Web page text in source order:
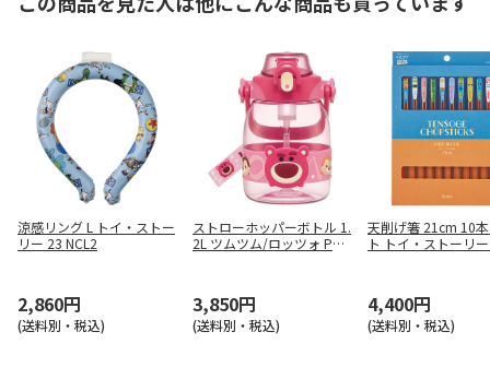
涼感リング L トイ・ストー
リー 23 NCL2
2,860円
(送料別・税込)
ストローホッパーボトル 1.
2L ツムツム/ロッツォ PSH
3,850円
(送料別・税込)
天削げ箸 21cm 10
ト トイ・ストーリ
4,400円
(送料別・税込)